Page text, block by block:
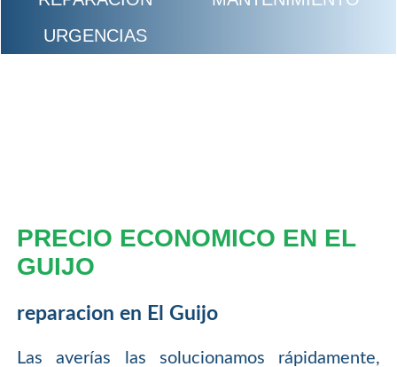
URGENCIAS
PRECIO ECONOMICO EN EL
GUIJO
reparacion en El Guijo
Las averías las solucionamos rápidamente,